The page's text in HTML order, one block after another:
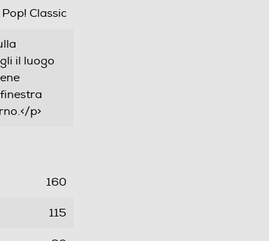
Classic
il luogo
p>
160
115